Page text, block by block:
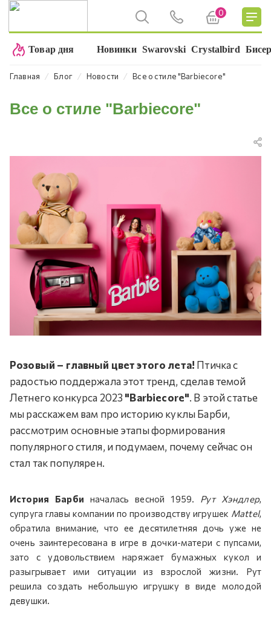
0
Товар дня Новинки Swarovski Crystalbird
Главная ⁄ Блог ⁄ Новости ⁄ Все о стиле "Barbiecore"
Все о стиле "Barbiecore"
Розовый – главный цвет этого лета! Птичка с
радостью поддержала этот тренд, сделав темой
Летнего конкурса 2023 "Barbiecore". В этой статье
мы расскажем вам про историю куклы Барби,
рассмотрим основные этапы формирования
популярного стиля, и подумаем, почему сейчас он
стал так популярен.
История Барби началась весной 1959. Рут Хэндлер,
супруга главы компании по производству игрушек Mattel,
обратила внимание, что ее десятилетняя дочь уже не
очень заинтересована в игре в дочки-матери с пупсами,
зато с удовольствием наряжает бумажных кукол и
разыгрывает ими ситуации из взрослой жизни. Рут
решила создать небольшую игрушку в виде молодой
девушки.